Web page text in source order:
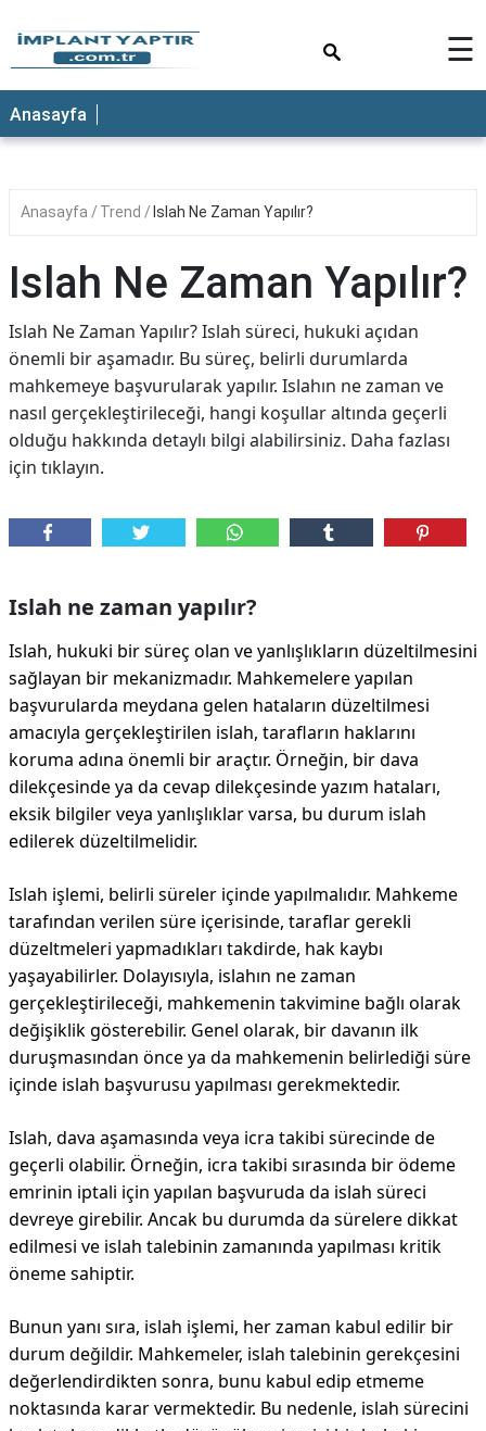
☰
Anasayfa
Anasayfa Trend Islah Ne Zaman Yapılır?
Islah Ne Zaman Yapılır?
Islah Ne Zaman Yapılır? Islah süreci, hukuki açıdan
önemli bir aşamadır. Bu süreç, belirli durumlarda
mahkemeye başvurularak yapılır. Islahın ne zaman ve
nasıl gerçekleştirileceği, hangi koşullar altında geçerli
olduğu hakkında detaylı bilgi alabilirsiniz. Daha fazlası
için tıklayın.
Islah ne zaman yapılır?
Islah, hukuki bir süreç olan ve yanlışlıkların düzeltilmesini
sağlayan bir mekanizmadır. Mahkemelere yapılan
başvurularda meydana gelen hataların düzeltilmesi
amacıyla gerçekleştirilen islah, tarafların haklarını
koruma adına önemli bir araçtır. Örneğin, bir dava
dilekçesinde ya da cevap dilekçesinde yazım hataları,
eksik bilgiler veya yanlışlıklar varsa, bu durum islah
edilerek düzeltilmelidir.
Islah işlemi, belirli süreler içinde yapılmalıdır. Mahkeme
tarafından verilen süre içerisinde, taraflar gerekli
düzeltmeleri yapmadıkları takdirde, hak kaybı
yaşayabilirler. Dolayısıyla, islahın ne zaman
gerçekleştirileceği, mahkemenin takvimine bağlı olarak
değişiklik gösterebilir. Genel olarak, bir davanın ilk
duruşmasından önce ya da mahkemenin belirlediği süre
içinde islah başvurusu yapılması gerekmektedir.
Islah, dava aşamasında veya icra takibi sürecinde de
geçerli olabilir. Örneğin, icra takibi sırasında bir ödeme
emrinin iptali için yapılan başvuruda da islah süreci
devreye girebilir. Ancak bu durumda da sürelere dikkat
edilmesi ve islah talebinin zamanında yapılması kritik
öneme sahiptir.
Bunun yanı sıra, islah işlemi, her zaman kabul edilir bir
durum değildir. Mahkemeler, islah talebinin gerekçesini
değerlendirdikten sonra, bunu kabul edip etmeme
noktasında karar vermektedir. Bu nedenle, islah sürecini